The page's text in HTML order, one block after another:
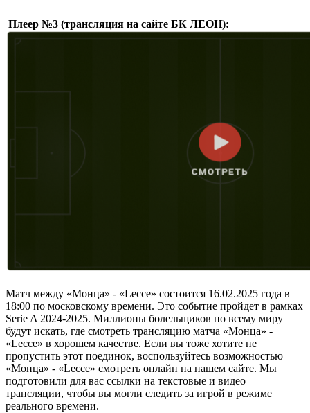
Плеер №3 (трансляция на сайте БК ЛЕОН):
Матч между «Монца» - «Lecce» состоится 16.02.2025 года в
18:00 по московскому времени. Это событие пройдет в рамках
Serie A 2024-2025. Миллионы болельщиков по всему миру
будут искать, где смотреть трансляцию матча «Монца» -
«Lecce» в хорошем качестве. Если вы тоже хотите не
пропустить этот поединок, воспользуйтесь возможностью
«Монца» - «Lecce» смотреть онлайн на нашем сайте. Мы
подготовили для вас ссылки на текстовые и видео
трансляции, чтобы вы могли следить за игрой в режиме
реального времени.